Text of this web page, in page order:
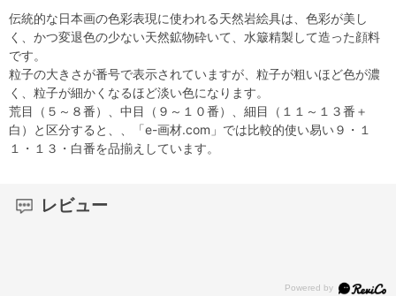
伝統的な日本画の色彩表現に使われる天然岩絵具は、色彩が美し
く、かつ変退色の少ない天然鉱物砕いて、水簸精製して造った顔料
です。
粒子の大きさが番号で表示されていますが、粒子が粗いほど色が濃
く、粒子が細かくなるほど淡い色になります。
荒目（５～８番）、中目（９～１０番）、細目（１１～１３番＋
白）と区分すると、、「e-画材.com」では比較的使い易い９・１
１・１３・白番を品揃えしています。
レビュー